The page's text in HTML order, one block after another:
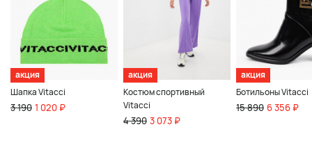
акция
Шапка Vitacci
3 190 1 020 ₽
акция
Костюм спортивный
Vitacci
4 390 3 073 ₽
акция
Ботильоны Vitacci
15 890 6 356 ₽